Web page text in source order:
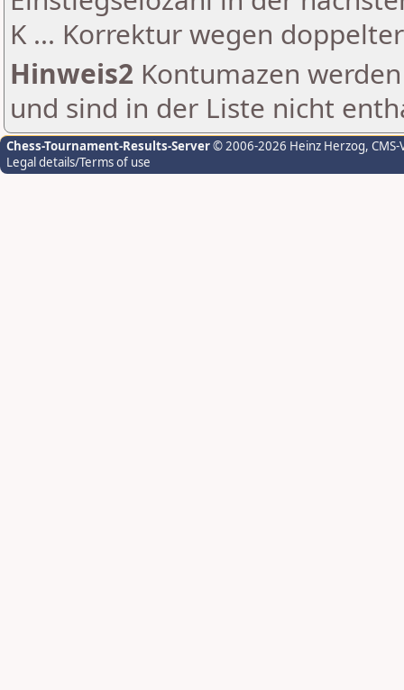
K ... Korrektur wegen
Hinweis2 Kontumazen
und sind in der Liste nicht
Chess-Tournament-Results-Server© 2006-2026 Heinz Herzog,
Legal details/Terms of use